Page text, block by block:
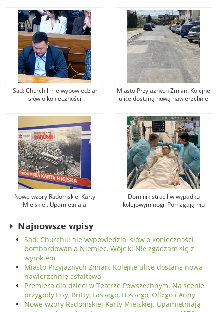
Sąd: Churchill nie wypowiedział
słów o konieczności
Nie zgadzam się z wyrokiem
Miasto Przyjaznych Zmian. Kolejne
ulice dostaną nową nawierzchnię
Nowe wzory Radomskiej Karty
Miejskiej. Upamiętniają
Dominik stracił w wypadku
kolejowym nogi. Pomagają mu
Najnowsze wpisy
Sąd: Churchill nie wypowiedział słów o konieczności
bombardowania Niemiec. Wójcik: Nie zgadzam się z
wyrokiem
Miasto Przyjaznych Zmian. Kolejne ulice dostaną nową
nawierzchnię asfaltową
Premiera dla dzieci w Teatrze Powszechnym. Na scenie
przygody Lisy, Britty, Lassego, Bossego, Ollego i Anny
Nowe wzory Radomskiej Karty Miejskiej. Upamiętniają